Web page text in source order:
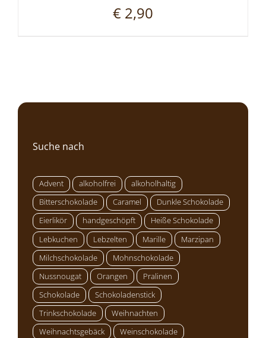
€ 2,90
Suche nach
Advent alkoholfrei
alkoholhaltig
Bitterschokolade
Caramel
Dunkle Schokolade
Eierlikör
handgeschöpft
Heiße Schokolade
Lebkuchen
Lebzelten Marille
Marzipan
Milchschokolade
Mohnschokolade
Nussnougat
Orangen
Pralinen
Schokolade
Schokoladenstick
Trinkschokolade
Weihnachten
Weihnachtsgebäck
Weinschokolade